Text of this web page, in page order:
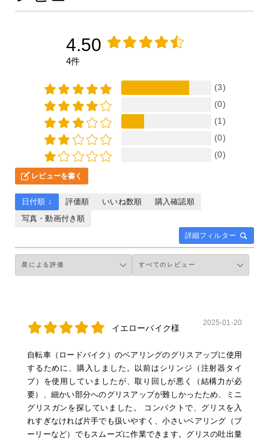
4.50
4件
(3)
(0)
(1)
(0)
(0)
レビューを書く
詳細フィルター
日付順 ↓ 評価順 いいね数順
購入確認順
写真・動画付き順
イエローバイク様
2025-01-20
自転車（ロードバイク）のベアリングのグリスアップに使用
するために、購入しました。以前はシリンジ（注射器タイ
プ）を使用していましたが、取り回しが悪く（結構力が必
要）、細かい部分へのグリスアップが難しかったため、ミニ
グリスガンを探していました。 コンパクトで、グリスを入
れすぎなければ片手でも扱いやすく、小さいベアリング（プ
ーリーなど）でもスムーズに作業できます。グリスの吐出量